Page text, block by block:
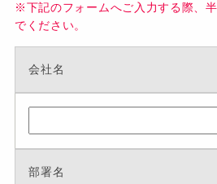
※下記のフォームへご入力する際、
でください。
会社名
部署名